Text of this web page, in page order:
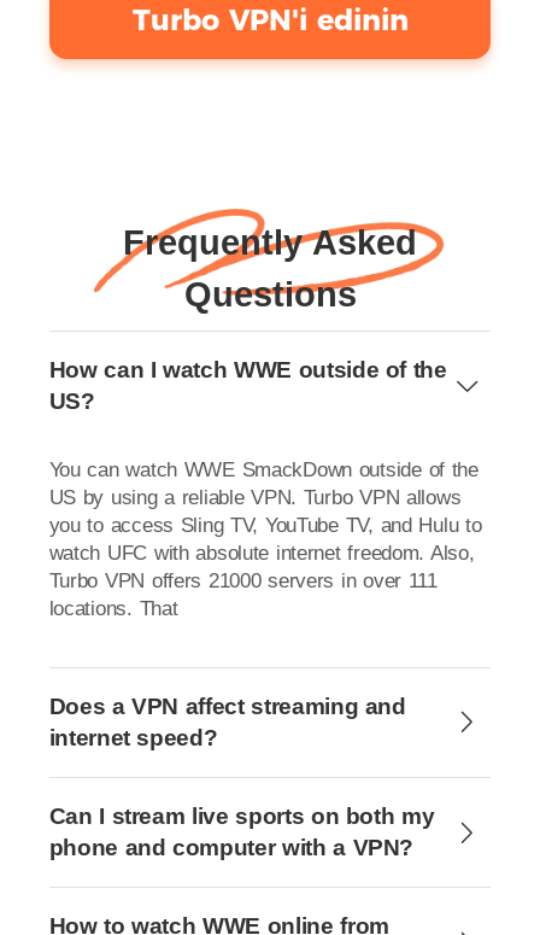
Turbo VPN'i edinin
Frequently Asked
Questions
How can I watch WWE outside of the
US?
You can watch WWE SmackDown outside of the
US by using a reliable VPN. Turbo VPN allows
you to access Sling TV, YouTube TV, and Hulu to
watch UFC with absolute internet freedom. Also,
Turbo VPN offers 21000 servers in over 111
locations. That
Does a VPN affect streaming and
internet speed?
Can I stream live sports on both my
phone and computer with a VPN?
How to watch WWE online from